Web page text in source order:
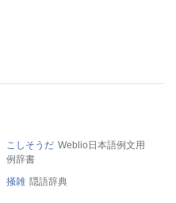
こしそうだ Weblio日本語例文用
例辞書
掻雑 隠語辞典